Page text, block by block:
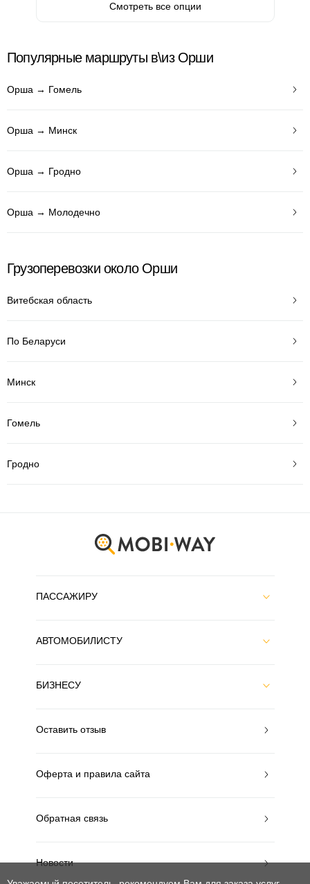
Смотреть все опции
Популярные маршруты в\из Орши
Орша → Гомель
Орша → Минск
Орша → Гродно
Орша → Молодечно
Грузоперевозки около Орши
Витебская область
По Беларуси
Минск
Гомель
Гродно
ПАССАЖИРУ
АВТОМОБИЛИСТУ
БИЗНЕСУ
Оставить отзыв
Оферта и правила сайта
Обратная связь
Новости